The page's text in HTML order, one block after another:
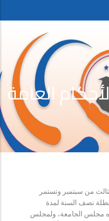
العامة
من سبتمبر وتستمر
عطلة نصف السنة لمدة
مجلس الجامعة، ولمجلس